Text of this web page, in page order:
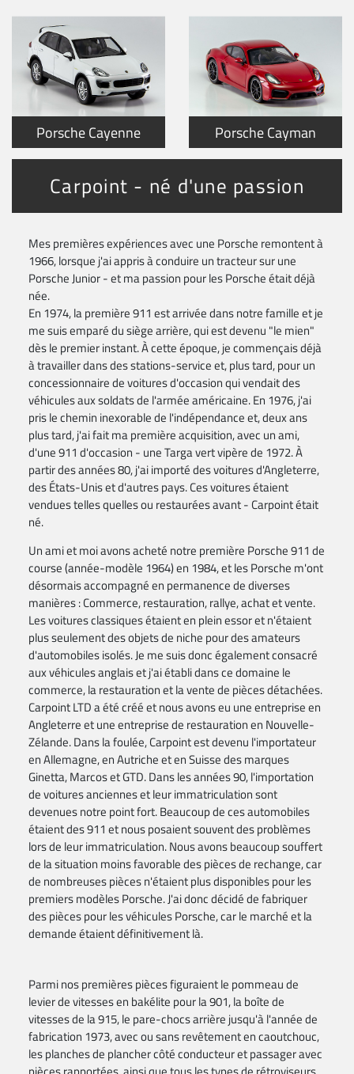
Porsche Cayenne Porsche Cayman
Carpoint - né d'une passion
Mes premières expériences avec une Porsche remontent à
1966, lorsque j'ai appris à conduire un tracteur sur une
Porsche Junior - et ma passion pour les Porsche était déjà
née.
En 1974, la première 911 est arrivée dans notre famille et je
me suis emparé du siège arrière, qui est devenu "le mien"
dès le premier instant. À cette époque, je commençais déjà
à travailler dans des stations-service et, plus tard, pour un
concessionnaire de voitures d'occasion qui vendait des
véhicules aux soldats de l'armée américaine. En 1976, j'ai
pris le chemin inexorable de l'indépendance et, deux ans
plus tard, j'ai fait ma première acquisition, avec un ami,
d'une 911 d'occasion - une Targa vert vipère de 1972. À
partir des années 80, j'ai importé des voitures d'Angleterre,
des États-Unis et d'autres pays. Ces voitures étaient
vendues telles quelles ou restaurées avant - Carpoint était
né.
Un ami et moi avons acheté notre première Porsche 911 de
course (année-modèle 1964) en 1984, et les Porsche m'ont
désormais accompagné en permanence de diverses
manières : Commerce, restauration, rallye, achat et vente.
Les voitures classiques étaient en plein essor et n'étaient
plus seulement des objets de niche pour des amateurs
d'automobiles isolés. Je me suis donc également consacré
aux véhicules anglais et j'ai établi dans ce domaine le
commerce, la restauration et la vente de pièces détachées.
Carpoint LTD a été créé et nous avons eu une entreprise en
Angleterre et une entreprise de restauration en Nouvelle-
Zélande. Dans la foulée, Carpoint est devenu l'importateur
en Allemagne, en Autriche et en Suisse des marques
Ginetta, Marcos et GTD. Dans les années 90, l'importation
de voitures anciennes et leur immatriculation sont
devenues notre point fort. Beaucoup de ces automobiles
étaient des 911 et nous posaient souvent des problèmes
lors de leur immatriculation. Nous avons beaucoup souffert
de la situation moins favorable des pièces de rechange, car
de nombreuses pièces n'étaient plus disponibles pour les
premiers modèles Porsche. J'ai donc décidé de fabriquer
des pièces pour les véhicules Porsche, car le marché et la
demande étaient définitivement là.
Parmi nos premières pièces figuraient le pommeau de
levier de vitesses en bakélite pour la 901, la boîte de
vitesses de la 915, le pare-chocs arrière jusqu'à l'année de
fabrication 1973, avec ou sans revêtement en caoutchouc,
les planches de plancher côté conducteur et passager avec